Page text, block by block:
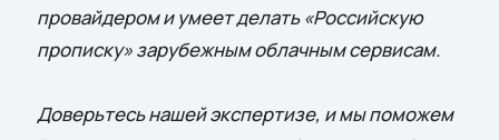
провайдером и умеет делать «Российскую
прописку» зарубежным облачным сервисам.
Доверьтесь нашей экспертизе, и мы поможем